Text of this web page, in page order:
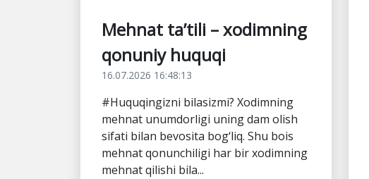
Mehnat ta’tili – xodimning
qonuniy huquqi
16.07.2026 16:48:13
#Huquqingizni bilasizmi? Xodimning
mehnat unumdorligi uning dam olish
sifati bilan bevosita bog‘liq. Shu bois
mehnat qonunchiligi har bir xodimning
mehnat qilishi bila...